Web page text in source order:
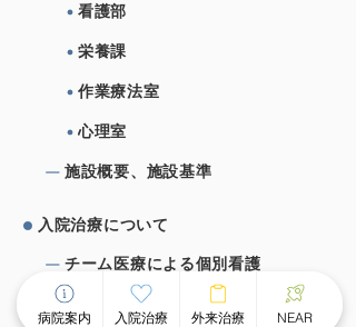
看護部
栄養課
作業療法室
心理室
施設概要、施設基準
⼊院治療について
チーム医療による個別看護
スピーディな受け⼊れ体制
病院案内 入院治療 外来治療 NEAR